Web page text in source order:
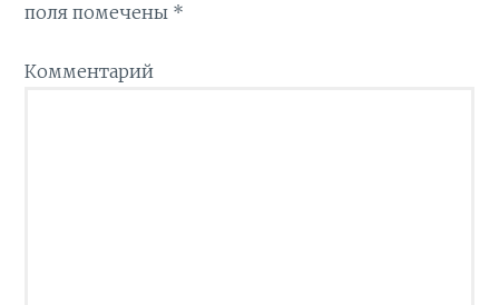
поля помечены *
Комментарий